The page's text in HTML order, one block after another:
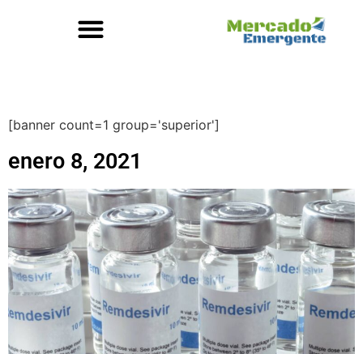
[banner count=1 group='superior']
enero 8, 2021